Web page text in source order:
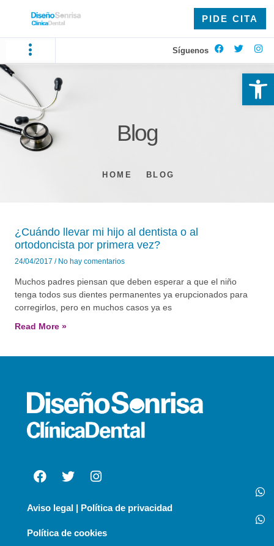
PIDE CITA
Síguenos
Blog
HOME BLOG
¿Cuándo llevar mi hijo al dentista o al
ortodoncista por primera vez?
24/04/2017 No hay comentarios
Muchos padres piensan que deben esperar a que el niño
tenga todos sus dientes permanentes ya erupcionados para
corregirlos, pero en muchos casos ya es
Read More »
Aviso legal | Política de privacidad
Política de cookies